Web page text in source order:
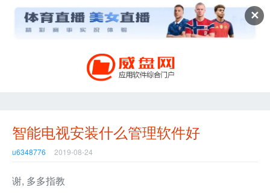
✕
智能电视安装什么管理软件好
u6348776 2019-08-24
谢, 多多指教